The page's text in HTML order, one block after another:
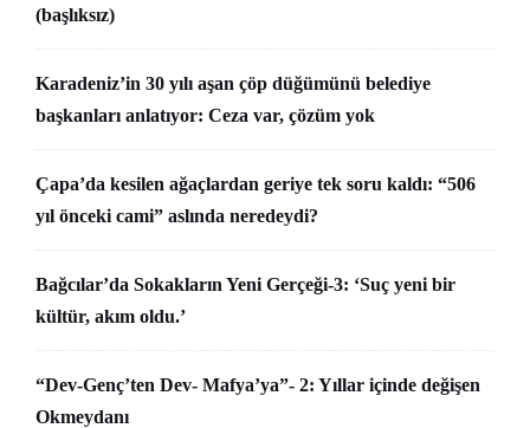
(başlıksız)
Karadeniz’in 30 yılı aşan çöp düğümünü belediye
başkanları anlatıyor: Ceza var, çözüm yok
Çapa’da kesilen ağaçlardan geriye tek soru kaldı: “506
yıl önceki cami” aslında neredeydi?
Bağcılar’da Sokakların Yeni Gerçeği-3: ‘Suç yeni bir
kültür, akım oldu.’
“Dev-Genç’ten Dev- Mafya’ya”- 2: Yıllar içinde değişen
Okmeydanı